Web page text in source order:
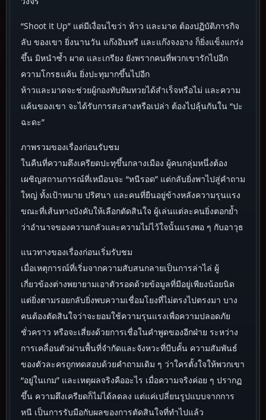
“Shoot It Up” แต่มีเงื่อนไขว่า ห้าว และมาด ต้องปฏิบัติภารกิจ
ลับ ของเขา ยิ่งนานวัน แก๊งอินทรี และแก๊งจงอาง ก็ยิ่งแข็งแกร่ง
ขึ้น มิหนำซ้ำ ผาด และเกรียง ยังพรากคนที่พวกเขารักไปอีก
ความโกรธแค้น ยิ่งปะทุมากขึ้นไปอีก
ห้าวและมาดจะช่วยผู้กองทับทิมทวยได้สำเร็จหรือไม่ และความ
แค้นของเขา จะได้รับการสะสางหรือเปล่า ต้องไปลุ้นกันใน “ปะ
ฉะดะ”
ภาพรวมของเรื่องก่อนรับชม
ในคืนที่ความตึงเครียดปะทุขึ้นกลางเมือง ผู้คนกลุ่มหนึ่งต้อง
เผชิญสถานการณ์ที่เหมือนจะ “หนีรอด” แต่กลับยิ่งพาไปสู่คำถาม
ใหญ่ ทั้งเป้าหมาย ปริศนา และคนที่ยืนอยู่ข้างหลังความรุนแรง
ขณะที่เส้นทางบังคับให้เลือกตัดสินใจ ผู้เล่นแต่ละคนยิ่งตอกย้ำ
ว่าอำนาจของความกลัวและความไม่ไว้ใจนั้นแรงพอ ๆ กับอาวุธ
แนวทางของเรื่องก่อนเริ่มรับชม
เมื่อเหตุการณ์ที่เริ่มจากความสับสนกลายเป็นการล่าไล่ ผู้
เกี่ยวข้องต่างพยายามเอาตัวรอดด้วยข้อมูลที่มีอยู่เพียงน้อยนิด
แต่ยิ่งตามรอยกลับยิ่งพบความเชื่อมโยงที่ไม่ตรงไปตรงมา บาง
คนต้องตัดสินใจว่าจะยอมใช้ความรุนแรงเพื่อความปลอดภัย
ชั่วคราว หรือจะเสี่ยงด้วยการเชื่อในคำพูดของอีกฝ่าย ระหว่าง
การเคลื่อนตัวผ่านพื้นที่จำกัดและจังหวะที่บีบคั้น ความสัมพันธ์
ของตัวละครถูกทดสอบด้วยคำถามเดิม ๆ ว่าใครตั้งใจให้พวกเขา
“อยู่ในเกม” และเหตุผลจริงคืออะไร เมื่อความจริงค่อย ๆ ปรากฏ
ขึ้น ความตึงเครียดก็ไม่ได้ลดลง แต่แค่เปลี่ยนรูปแบบจากการ
หนี เป็นการรับมือกับผลของการตัดสินใจที่ทำไปแล้ว